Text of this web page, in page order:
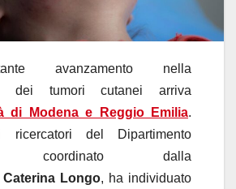
avanzamento nella
dei tumori cutanei arriva
di Modena e Reggio Emilia.
del Dipartimento
coordinato dalla
Caterina Longo, ha individuato